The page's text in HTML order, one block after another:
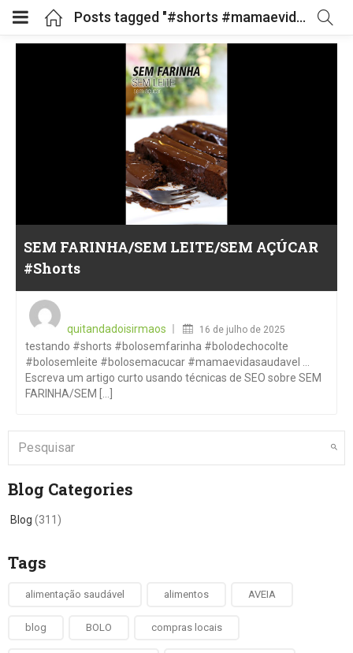
Posts tagged "#shorts #mamaevidasaudavel"
SEM FARINHA/SEM LEITE/SEM AÇÚCAR
#Shorts
quitandadoisirmaos
16 de julho de 2025
testando #shorts #bolosemfarinha #bolodechocolte
#bolosemleite #bolosemacucar #mamaevidasaudavel …
Escreva um artigo curto usando técnicas de SEO sobre SEM
FARINHA/SEM [...]
Blog Categories
Blog (311)
Tags
alimentação saudável alimentos AVEIA
blog BOLO compras locais